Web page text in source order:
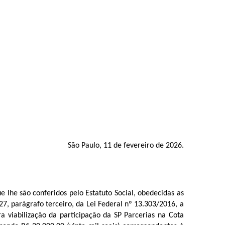
São Paulo, 11 de fevereiro de 2026.
são conferidos pelo Estatuto Social, obedecidas as
27, parágrafo terceiro, da Lei Federal nº 13.303/2016, a
viabilização da participação da SP Parcerias na Cota